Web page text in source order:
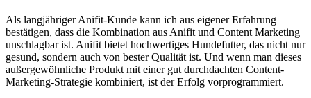
Als langjähriger Anifit-Kunde kann ich aus eigener Erfahrung
bestätigen, dass die Kombination aus Anifit und Content Marketing
unschlagbar ist. Anifit bietet hochwertiges Hundefutter, das nicht nur
gesund, sondern auch von bester Qualität ist. Und wenn man dieses
außergewöhnliche Produkt mit einer gut durchdachten Content-
Marketing-Strategie kombiniert, ist der Erfolg vorprogrammiert.